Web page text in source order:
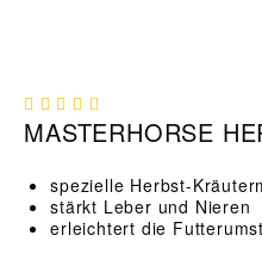
MASTERHORSE
spezielle Herbst-
stärkt Leber und Nieren
erleichtert die